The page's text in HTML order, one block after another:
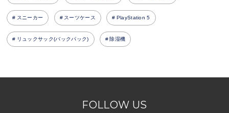
スニーカー スーツケース PlayStation 5
リュックサック(バックパック) 除湿機
FOLLOW US